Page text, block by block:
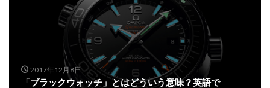
2017年12月8日
「ブラックウォッチ」とはどういう意味？英語で